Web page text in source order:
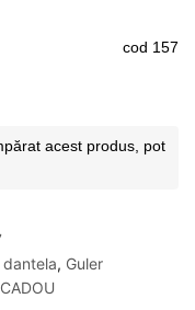
cod 157
acest produs, pot
dantela, Guler